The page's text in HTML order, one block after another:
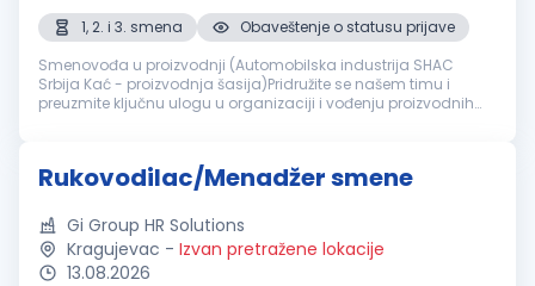
1, 2. i 3. smena
Obaveštenje o statusu prijave
Smenovođa u proizvodnji (Automobilska industrija SHAC
Srbija Kać - proizvodnja šasija)Pridružite se našem timu i
preuzmite ključnu ulogu u organizaciji i vođenju proizvodnih
Rukovodilac/Menadžer smene
Gi Group HR Solutions
Kragujevac - Izvan pretražene lokacije
13.08.2026